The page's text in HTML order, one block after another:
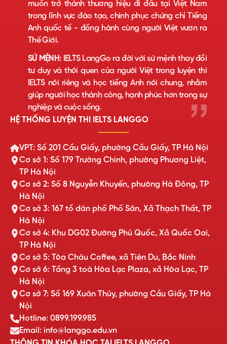
muốn trở thành thương hiệu đi đầu tại Việt Nam
trong lĩnh vực đào tạo, chinh phục chứng chỉ Tiếng
Anh quốc tế - đồng hành cùng người Việt vươn ra
Thế Giới.
SỨ MỆNH:IELTS LangGo ra đời với sứ mệnh thay đổi
tư duy và thói quen của người Việt trong luyện thi
IELTS nói riêng và học tiếng Anh nói chung, nhằm
giúp người học thành công, hạnh phúc hơn trong sự
nghiệp và cuộc sống.
HỆ THỐNG LUYỆN THI IELTS LANGGO
VPT: Số 201 Cầu Giấy, phường Cầu Giấy, TP Hà Nội
Cơ sở 1: Số 179 Trường Chinh, phường Phương Liệt,
TP Hà Nội
Cơ sở 2: Số 8 Nguyễn Khuyến, phường Hà Đông, TP
Hà Nội
Cơ sở 3: 167 tổ dân phố Phố Săn, Xã Thạch Thất, TP
Hà Nội
Cơ sở 4: Khu DG02 Đường Phủ Quốc, Xã Quốc Oai,
TP Hà Nội
Cơ sở 5: Tòa Châu Coffee, xã Tiên Du, Bắc Ninh
Cơ sở 6: Tầng 3 toà Hòa Lạc Plaza, xã Hòa Lạc, TP
Hà Nội
Cơ sở 7: Số 169 Xuân Thủy, phường Cầu Giấy, TP Hà
Nội
Hotline: 0899.199.985
Email: info@langgo.edu.vn